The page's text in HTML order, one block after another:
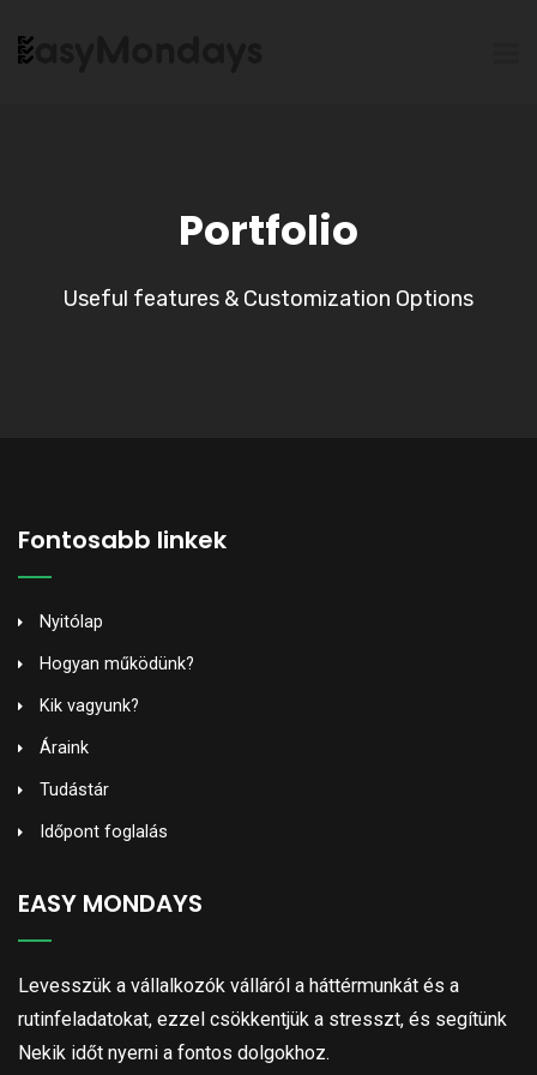
Portfolio
Useful features & Customization Options
Fontosabb linkek
Nyitólap
Hogyan működünk?
Kik vagyunk?
Áraink
Tudástár
Időpont foglalás
EASY MONDAYS
Levesszük a vállalkozók válláról a háttérmunkát és a
rutinfeladatokat, ezzel csökkentjük a stresszt, és segítünk
Nekik időt nyerni a fontos dolgokhoz.